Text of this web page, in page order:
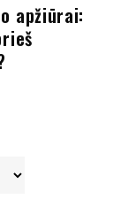
apžiūrai: